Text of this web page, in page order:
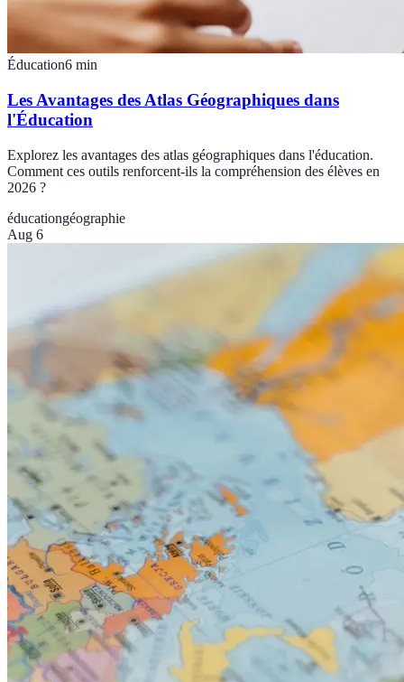
Éducation6 min
Les Avantages des Atlas Géographiques dans
l'Éducation
Explorez les avantages des atlas géographiques dans l'éducation.
Comment ces outils renforcent-ils la compréhension des élèves en
2026 ?
éducationgéographie
Aug 6